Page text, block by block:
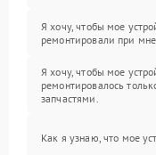
Я хочу, чтобы мое
ремонтировали при мне.
Я хочу, чтобы мое
ремонтировалось
запчастями.
Как я узнаю, что мое